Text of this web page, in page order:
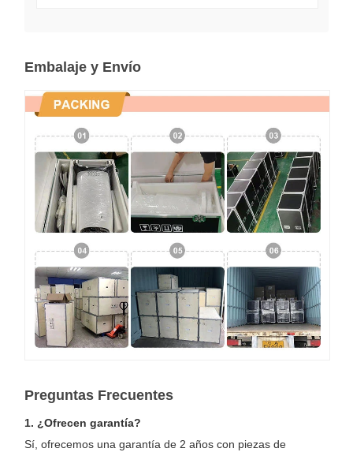
Embalaje y Envío
Preguntas Frecuentes
1. ¿Ofrecen garantía?
Sí, ofrecemos una garantía de 2 años con piezas de